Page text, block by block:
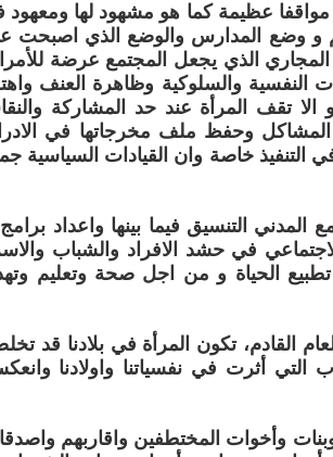
مواقفا عظيمة كما هو مشهود لها ومعهود
و وضع المدارس والوضع الذي اصبحت
الذي يجعل المجتمع عرضة
النفسية والسلوكية وظاهرة العنف
الا تقف المرأة عند حد المشاركة
المشاكل وحفظ ملف مخرجاتها في
خاصة وان القيادات السياسية
التنسيق فيما بينها واعداد
في حشد الافراد والشباب
الحياة و من اجل صحة وتعليم
القادم، تكون المرأة في بلادنا
التي أثرت في نفسياتنا واولادنا
وأخوات المختطفين واقاربهم